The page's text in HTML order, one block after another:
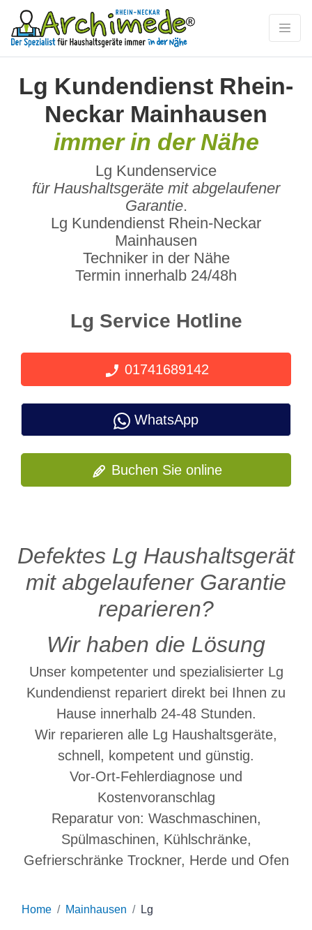
Lg Kundendienst Rhein-
Neckar Mainhausen
immer in der Nähe
Lg Kundenservice
für Haushaltsgeräte mit abgelaufener
Garantie.
Lg Kundendienst Rhein-Neckar
Mainhausen
Techniker in der Nähe
Termin innerhalb 24/48h
Lg Service Hotline
01741689142
WhatsApp
Buchen Sie online
Defektes Lg Haushaltsgerät
mit abgelaufener Garantie
reparieren?
Wir haben die Lösung
Unser kompetenter und spezialisierter Lg
Kundendienst repariert direkt bei Ihnen zu
Hause innerhalb 24-48 Stunden.
Wir reparieren alle Lg Haushaltsgeräte,
schnell, kompetent und günstig.
Vor-Ort-Fehlerdiagnose und
Kostenvoranschlag
Reparatur von: Waschmaschinen,
Spülmaschinen, Kühlschränke,
Gefrierschränke Trockner, Herde und Ofen
Home Mainhausen Lg